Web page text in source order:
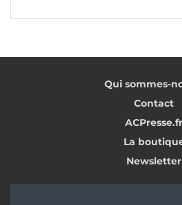
Qui sommes-
Contact
ACPresse.fr
La
Newsletter